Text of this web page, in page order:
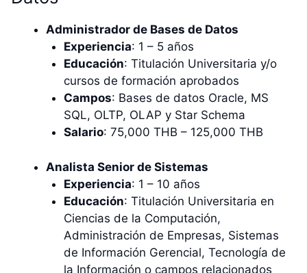
Administrador de Bases de Datos
Experiencia: 1 – 5 años
Educación: Titulación Universitaria y/o
cursos de formación aprobados
Campos: Bases de datos Oracle, MS
SQL, OLTP, OLAP y Star Schema
Salario: 75,000 THB – 125,000 THB
Analista Senior de Sistemas
Experiencia: 1 – 10 años
Educación: Titulación Universitaria en
Ciencias de la Computación,
Administración de Empresas, Sistemas
de Información Gerencial, Tecnología de
la Información o campos relacionados